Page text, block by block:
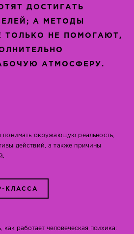
ДОСТИГАТЬ
А МЕТОДЫ
ТОЛЬКО НЕ ПОМОГАЮТ,
АТМОСФЕРУ.
понимать окружающую реальность,
действий, а также причины
КЛАССА
как работает человеческая психика: